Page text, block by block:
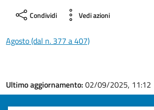
Condividi Vedi azioni
Agosto (dal n. 377 a 407)
Ultimo aggiornamento: 02/09/2025, 11:12